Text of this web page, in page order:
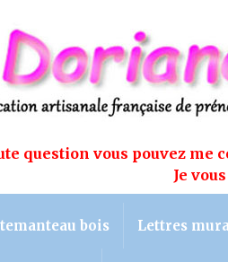
question vous pouvez me
Je
bois Lettres